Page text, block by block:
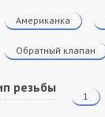
Американка
Обратный клапан
резьбы
1